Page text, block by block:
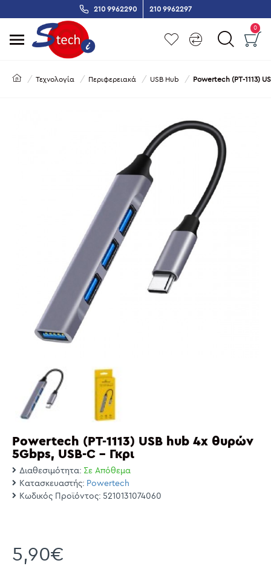
210 9962290 210 9962297
0
Τεχνολογία Περιφερειακά USB Hub Powertech (PT-1113)
Powertech (PT-1113) USB hub 4x θυρών
5Gbps, USB-C - Γκρι
Διαθεσιμότητα: Σε Απόθεμα
Κατασκευαστής: Powertech
Κωδικός Προϊόντος: 5210131074060
5,90€